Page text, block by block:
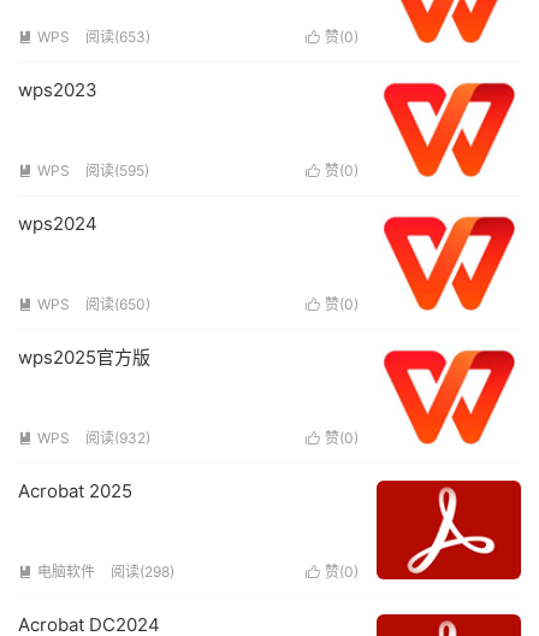
 赞(0)
 WPS 阅读(653)
wps2023
 赞(0)
 WPS 阅读(595)
wps2024
 赞(0)
 WPS 阅读(650)
wps2025官方版
 赞(0)
 WPS 阅读(932)
Acrobat 2025
 赞(0)
 电脑软件 阅读(298)
Acrobat DC2024